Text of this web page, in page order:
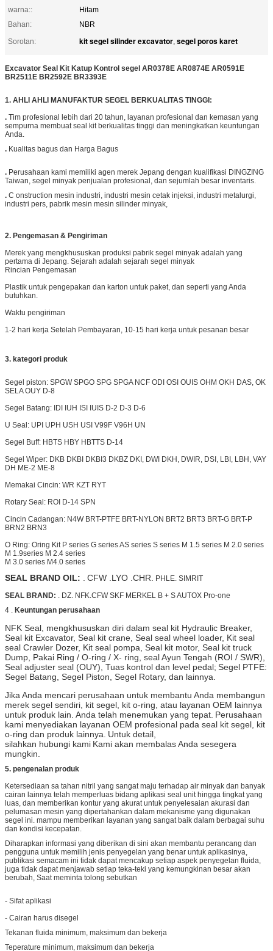
warna::
Hitam
Bahan:
NBR
Sorotan:
kit segel silinder excavator, segel poros karet
Excavator Seal Kit Katup Kontrol segel AR0378E AR0874E AR0591E
BR2511E BR2592E BR3393E
1. AHLI AHLI MANUFAKTUR SEGEL BERKUALITAS TINGGI:
. Tim profesional lebih dari 20 tahun, layanan profesional dan kemasan yang
sempurna membuat seal kit berkualitas tinggi dan meningkatkan keuntungan
Anda.
. Kualitas bagus dan Harga Bagus
. Perusahaan kami memiliki agen merek Jepang dengan kualifikasi DINGZING
Taiwan, segel minyak penjualan profesional, dan sejumlah besar inventaris.
. C onstruction mesin industri, industri mesin cetak injeksi, industri metalurgi,
industri pers, pabrik mesin mesin silinder minyak,
2. Pengemasan & Pengiriman
Merek yang mengkhususkan produksi pabrik segel minyak adalah yang
pertama di Jepang. Sejarah adalah sejarah segel minyak
Rincian Pengemasan
Plastik untuk pengepakan dan karton untuk paket, dan seperti yang Anda
butuhkan.
Waktu pengiriman
1-2 hari kerja Setelah Pembayaran, 10-15 hari kerja untuk pesanan besar
3. kategori produk
Segel piston: SPGW SPGO SPG SPGA NCF ODI OSI OUIS OHM OKH DAS, OK
SELA OUY D-8
Segel Batang: IDI IUH ISI IUIS D-2 D-3 D-6
U Seal: UPI UPH USH USI V99F V96H UN
Segel Buff: HBTS HBY HBTTS D-14
Segel Wiper: DKB DKBI DKBI3 DKBZ DKI, DWI DKH, DWIR, DSI, LBI, LBH, VAY
DH ME-2 ME-8
Memakai Cincin: WR KZT RYT
Rotary Seal: ROI D-14 SPN
Cincin Cadangan: N4W BRT-PTFE BRT-NYLON BRT2 BRT3 BRT-G BRT-P
BRN2 BRN3
O Ring: Oring Kit P series G series AS series S series M 1.5 series M 2.0 series
M 1.9series M 2.4 series
M 3.0 series M4.0 series
SEAL BRAND OIL: CFW .LYO .CHR. PHLE. SIMRIT
SEAL BRAND: . DZ. NFK.CFW SKF MERKEL B + S AUTOX Pro-one
4 . Keuntungan perusahaan
NFK Seal, mengkhususkan diri dalam seal kit Hydraulic Breaker,
Seal kit Excavator, Seal kit crane, Seal seal wheel loader, Kit seal
seal Crawler Dozer, Kit seal pompa, Seal kit motor, Seal kit truck
Dump, Pakai Ring / O-ring / X- ring, seal Ayun Tengah (ROI / SWR),
Seal adjuster seal (OUY), Tuas kontrol dan level pedal; Segel PTFE:
Segel Batang, Segel Piston, Segel Rotary, dan lainnya.
Jika Anda mencari perusahaan untuk membantu Anda membangun
merek segel sendiri, kit segel, kit o-ring, atau layanan OEM lainnya
untuk produk lain. Anda telah menemukan yang tepat. Perusahaan
kami menyediakan layanan OEM profesional pada seal kit segel, kit
o-ring dan produk lainnya. Untuk detail,
silahkan hubungi kami Kami akan membalas Anda sesegera
mungkin.
5. pengenalan produk
Ketersediaan sa tahan nitril yang sangat maju terhadap air minyak dan banyak
cairan lainnya telah memperluas bidang aplikasi seal unit hingga tingkat yang
luas, dan memberikan kontur yang akurat untuk penyelesaian akurasi dan
pelumasan mesin yang dipertahankan dalam mekanisme yang digunakan
segel ini. mampu memberikan layanan yang sangat baik dalam berbagai suhu
dan kondisi kecepatan.
Diharapkan informasi yang diberikan di sini akan membantu perancang dan
pengguna untuk memilih jenis penyegelan yang benar untuk aplikasinya,
publikasi semacam ini tidak dapat mencakup setiap aspek penyegelan fluida,
juga tidak dapat menjawab setiap teka-teki yang kemungkinan besar akan
berubah, Saat meminta tolong sebutkan
- Sifat aplikasi
- Cairan harus disegel
Tekanan fluida minimum, maksimum dan bekerja
Teperature minimum, maksimum dan bekerja